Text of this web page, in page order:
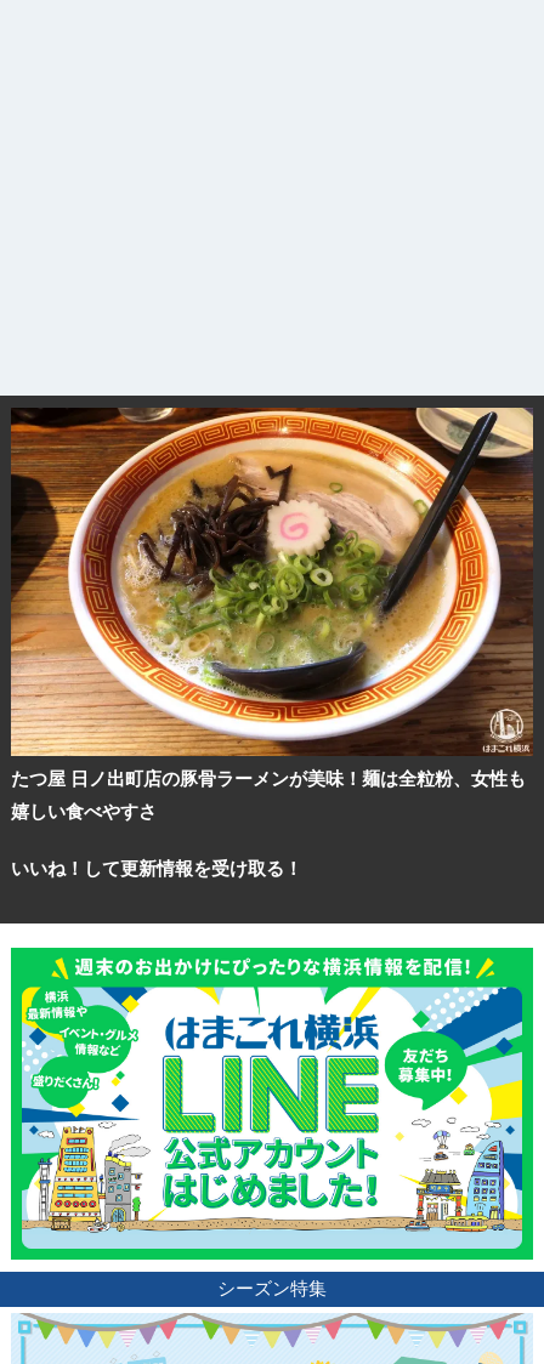
たつ屋 日ノ出町店の豚骨ラーメンが美味！麺は全粒粉、女性も
嬉しい食べやすさ
いいね！して更新情報を受け取る！
シーズン特集